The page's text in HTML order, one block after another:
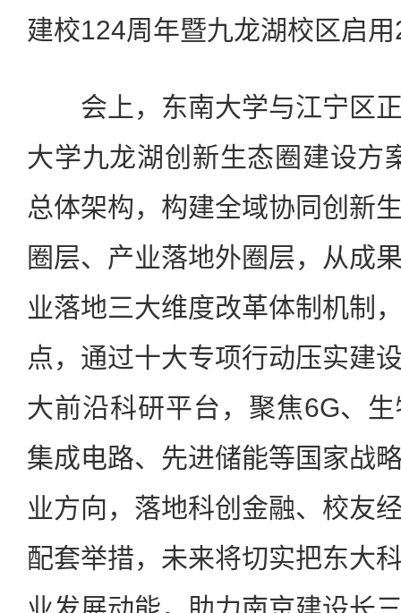
建校124周年暨九龙湖校区启
会上，东南大学与江宁区正
大学九龙湖创新生态圈建设方
总体架构，构建全域协同创新
圈层、产业落地外圈层，从成
业落地三大维度改革体制机制
点，通过十大专项行动压实建
大前沿科研平台，聚焦6G、
集成电路、先进储能等国家战
业方向，落地科创金融、校友
配套举措，未来将切实把东大